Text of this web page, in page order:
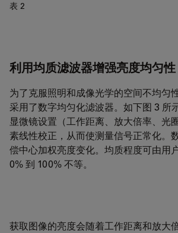
表 2
利用均质滤波器增强亮度均匀性
为了克服照明和成像光学的空间不均匀
采用了数字均匀化滤波器。如下图 3 所
显微镜设置（工作距离、放大倍率、光
素线性校正，从而使测量信号正常化。
偿中心加权亮度变化。均质程度可由用
0% 到 100% 不等。
获取图像的亮度会随着工作距离和放大